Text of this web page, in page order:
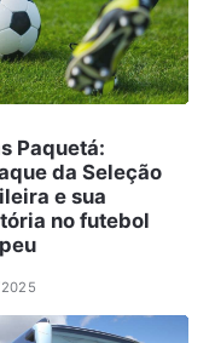
Paquetá:
da Seleção
e sua
no futebol